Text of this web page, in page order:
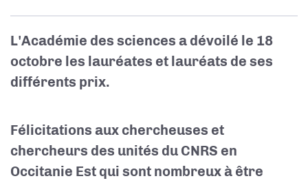
L'Académie des sciences a dévoilé le 18
octobre les lauréates et lauréats de ses
différents prix.
Félicitations aux chercheuses et
chercheurs des unités du CNRS en
Occitanie Est qui sont nombreux à être